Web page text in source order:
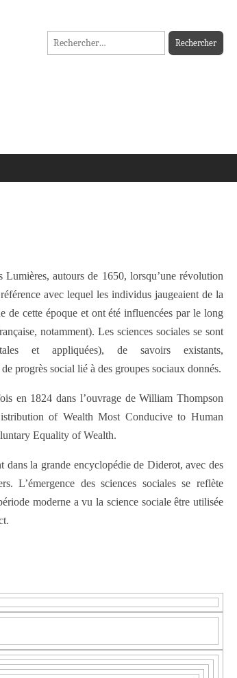
Rechercher :
Lumières, autours de 1650, lorsqu’une révolution
avec lequel les individus jaugeaient de la
de cette époque et ont été influencées par le long
notamment). Les sciences sociales se sont
et appliquées), de savoirs existants,
progrès social lié à des groupes sociaux donnés.
en 1824 dans l’ouvrage de William Thompson
of Wealth Most Conducive to Human
Equality of Wealth.
dans la grande encyclopédie de Diderot, avec des
L’émergence des sciences sociales se reflète
moderne a vu la science sociale être utilisée